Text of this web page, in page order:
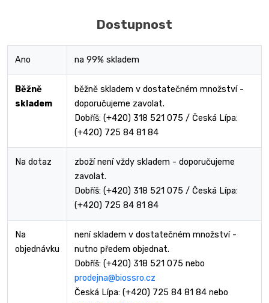
Dostupnost
Ano na 99% skladem
Běžně
skladem
běžně skladem v dostatečném množství -
doporučujeme zavolat.
Dobříš: (+420) 318 521 075 / Česká Lípa:
(+420) 725 84 81 84
Na dotaz
zboží není vždy skladem - doporučujeme
zavolat.
Dobříš: (+420) 318 521 075 / Česká Lípa:
(+420) 725 84 81 84
Na
objednávku
není skladem v dostatečném množství -
nutno předem objednat.
Dobříš: (+420) 318 521 075 nebo
prodejna@biossro.cz
Česká Lípa: (+420) 725 84 81 84 nebo